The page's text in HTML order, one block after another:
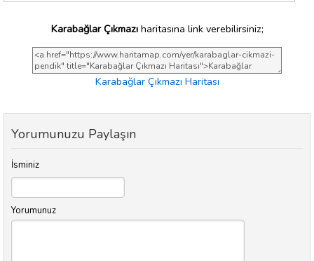
Karabağlar Çıkmazıharitasına link verebilirsiniz;
Karabağlar Çıkmazı Haritası
Yorumunuzu Paylaşın
İsminiz
Yorumunuz